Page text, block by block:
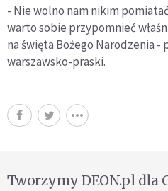
- Nie wolno nam nikim
warto sobie przypomnieć
na święta Bożego Narodzenia -
warszawsko-praski.
Tworzymy DEON.pl dla